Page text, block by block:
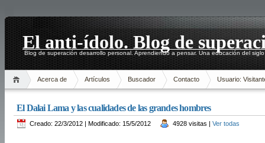
El anti-ídolo. Blog de
Blog de superación desarrollo personal. Aprendiendo a pensar. Una educación del
Acerca de Artículos Buscador Contacto Usuario:
El Dalai Lama y las cualidades de las grandes hombres
Creado: 22/3/2012 | Modificado: 15/5/2012 4928 visitas | Ver todas